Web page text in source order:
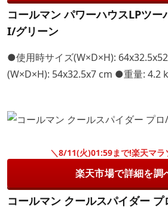
コールマン パワーハウスLPツ
I/グリーン
●使用時サイズ(W×D×H):
(W×D×H): 54x32.5x7 cm ●重量: 4.2
＼8/11(火)01:59まで!楽天マラ
楽天市場で詳細を調
コールマン クールスパイダー